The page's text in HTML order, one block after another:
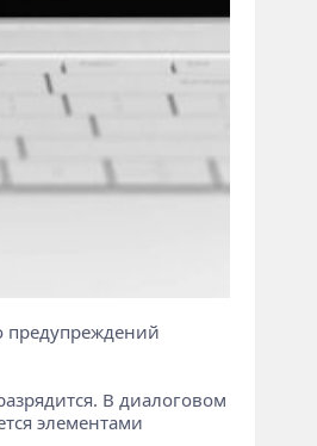
предупреждений
В диалоговом
элементами